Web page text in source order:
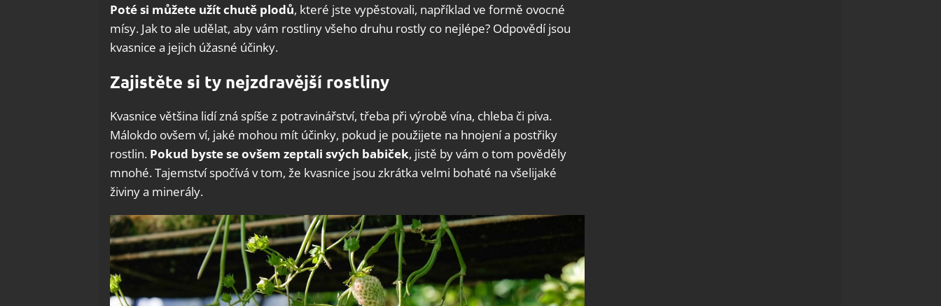
Poté si můžete užít chutě plodů, které jste vypěstovali, například ve formě ovocné
mísy. Jak to ale udělat, aby vám rostliny všeho druhu rostly co nejlépe? Odpovědí jsou
kvasnice a jejich úžasné účinky.
Zajistěte si ty nejzdravější rostliny
Kvasnice většina lidí zná spíše z potravinářství, třeba při výrobě vína, chleba či piva.
Málokdo ovšem ví, jaké mohou mít účinky, pokud je použijete na hnojení a postřiky
rostlin. Pokud byste se ovšem zeptali svých babiček, jistě by vám o tom pověděly
mnohé. Tajemství spočívá v tom, že kvasnice jsou zkrátka velmi bohaté na všelijaké
živiny a minerály.